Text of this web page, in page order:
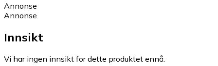
Annonse
Annonse
Innsikt
Vi har ingen innsikt for dette produktet ennå.